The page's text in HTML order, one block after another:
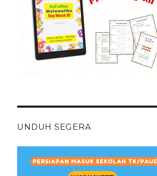
UNDUH SEGERA